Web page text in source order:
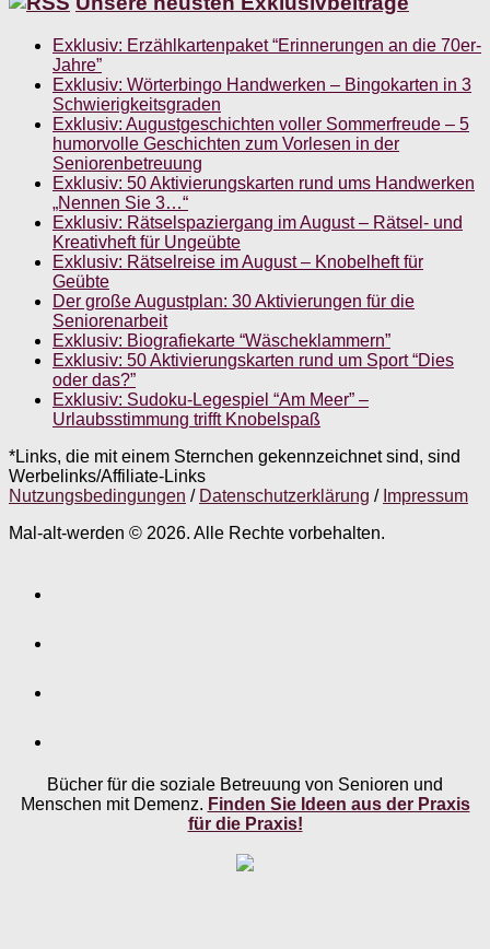
Exklusiv: Erzählkartenpaket “Erinnerungen an die 70er-
Jahre”
Exklusiv: Wörterbingo Handwerken – Bingokarten in 3
Schwierigkeitsgraden
Exklusiv: Augustgeschichten voller Sommerfreude – 5
humorvolle Geschichten zum Vorlesen in der
Seniorenbetreuung
Exklusiv: 50 Aktivierungskarten rund ums Handwerken
„Nennen Sie 3…“
Exklusiv: Rätselspaziergang im August – Rätsel- und
Kreativheft für Ungeübte
Exklusiv: Rätselreise im August – Knobelheft für
Geübte
Der große Augustplan: 30 Aktivierungen für die
Seniorenarbeit
Exklusiv: Biografiekarte “Wäscheklammern”
Exklusiv: 50 Aktivierungskarten rund um Sport “Dies
oder das?”
Exklusiv: Sudoku-Legespiel “Am Meer” –
Urlaubsstimmung trifft Knobelspaß
*Links, die mit einem Sternchen gekennzeichnet sind, sind
Werbelinks/Affiliate-Links
Nutzungsbedingungen / Datenschutzerklärung / Impressum
Mal-alt-werden © 2026. Alle Rechte vorbehalten.
Bücher für die soziale Betreuung von Senioren und
Menschen mit Demenz. Finden Sie Ideen aus der Praxis
für die Praxis!